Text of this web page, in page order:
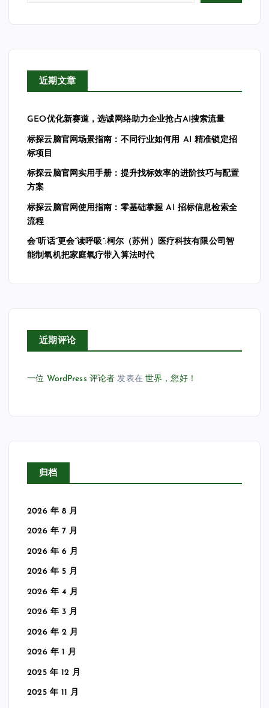
近期文章
GEO优化新赛道，选诚网络助力企业抢占AI搜索流量
标探云脑官网场景指南：不同行业如何用 AI 精准锁定招
标项目
标探云脑官网实用手册：提升找标效率的进阶技巧与配置
方案
标探云脑官网使用指南：零基础掌握 AI 招标信息检索全
流程
会”听话”更会”读呼吸”:柯尔（苏州）医疗科技有限公司智
能制氧机把家庭氧疗带入算法时代
近期评论
一位 WordPress 评论者 发表在世界，您好！
归档
2026 年 8 月
2026 年 7 月
2026 年 6 月
2026 年 5 月
2026 年 4 月
2026 年 3 月
2026 年 2 月
2026 年 1 月
2025 年 12 月
2025 年 11 月